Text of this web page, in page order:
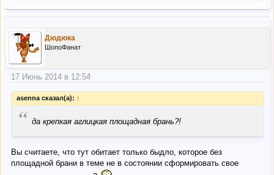
Дюдюка
ШопоФанат
17 Июнь 2014 в 12:54
asenna сказал(а): ↑
“ да крепкая аглицкая площадная брань?!
Вы считаете, что тут обитает только быдло, которое без
площадной брани в теме не в состоянии сформировать свое